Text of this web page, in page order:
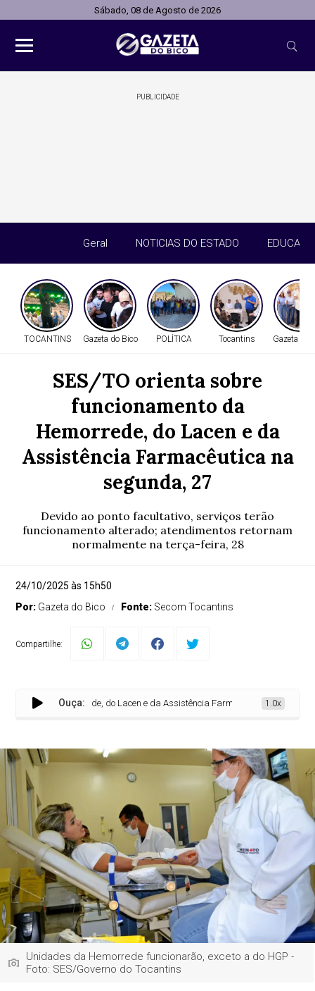
Sábado, 08 de Agosto de 2026
PUBLICIDADE
Geral NOTICIAS DO ESTADO
TOCANTINS Gazeta do Bico POLÍTICA Tocantins Gazeta do
SES/TO orienta sobre
funcionamento da
Hemorrede, do Lacen e da
Assistência Farmacêutica na
segunda, 27
Devido ao ponto facultativo, serviços terão
funcionamento alterado; atendimentos retornam
normalmente na terça-feira, 28
24/10/2025 às 15h50
Por: Gazeta do Bico Fonte: Secom Tocantins
Compartilhe:
Ouça:
da Hemorrede, do Lacen e da Assistência Farmacêutica na segunda, 27
1.0x
Unidades da Hemorrede funcionarão, exceto a do HGP -
Foto: SES/Governo do Tocantins